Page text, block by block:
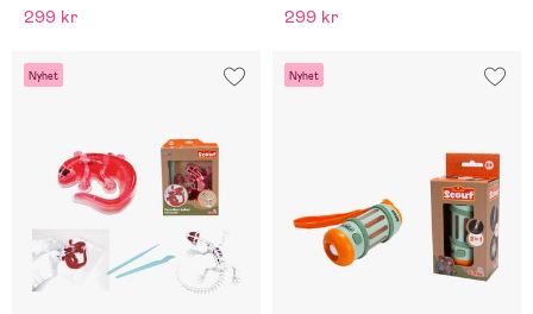
299 kr 299 kr
Nyhet Nyhet